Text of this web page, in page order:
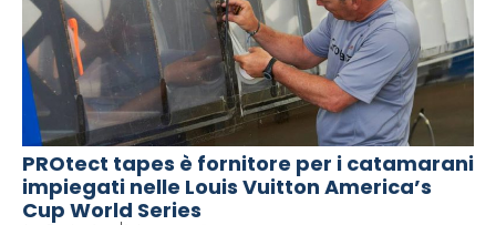
PROtect tapes è fornitore per i catamarani
impiegati nelle Louis Vuitton America’s
Cup World Series